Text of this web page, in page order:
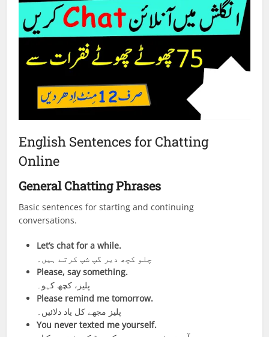
English Sentences for Chatting
Online
General Chatting Phrases
Basic sentences for starting and continuing
conversations.
Let’s chat for a while.
چلو کچھ دیر گپ شپ کرتے ہیں۔
Please, say something.
پلیز، کچھ کہو۔
Please remind me tomorrow.
پلیز مجھے کل یاد دلائیں۔
You never texted me yourself.